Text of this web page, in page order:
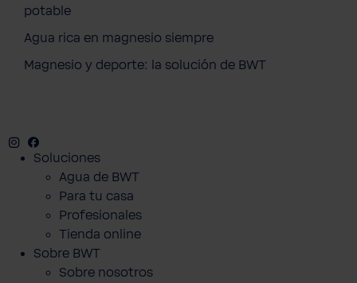
potable
Agua rica en magnesio siempre
Magnesio y deporte: la solución de BWT
Instagram
Soluciones
Agua de BWT
Para tu casa
Profesionales
Tienda online
Sobre BWT
Sobre nosotros